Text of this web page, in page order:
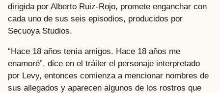
dirigida por Alberto Ruiz-Rojo, promete enganchar con
cada uno de sus seis episodios, producidos por
Secuoya Studios.
“Hace 18 años tenía amigos. Hace 18 años me
enamoré”, dice en el tráiler el personaje interpretado
por Levy, entonces comienza a mencionar nombres de
sus allegados y aparecen algunos de los rostros que